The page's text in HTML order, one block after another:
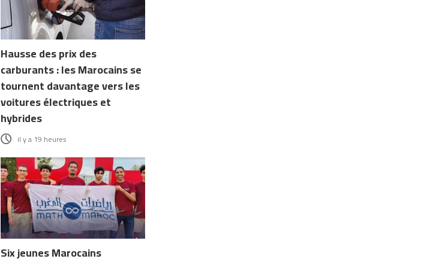
Hausse des prix des
carburants : les Marocains se
tournent davantage vers les
voitures électriques et
hybrides
il y a 19 heures
Six jeunes Marocains